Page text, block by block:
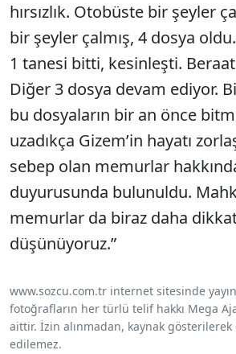
hırsızlık. Otobüste bir şeyler
bir şeyler çalmış, 4 dosya
1 tanesi bitti, kesinleşti. Beraat
Diğer 3 dosya devam ediyor.
bu dosyaların bir an önce
uzadıkça Gizem’in hayatı
sebep olan memurlar
duyurusunda bulunuldu.
memurlar da biraz daha
düşünüyoruz.”
www.sozcu.com.tr internet sitesinde
fotoğrafların her türlü telif hakkı Mega
aittir. İzin alınmadan, kaynak
edilemez.